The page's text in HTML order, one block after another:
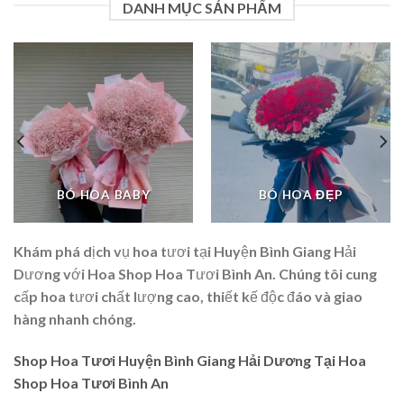
DANH MỤC SẢN PHẨM
BÓ HOA BABY BÓ HOA ĐẸP
Khám phá dịch vụ hoa tươi tại Huyện Bình Giang Hải
Dương với Hoa Shop Hoa Tươi Bình An. Chúng tôi cung
cấp hoa tươi chất lượng cao, thiết kế độc đáo và giao
hàng nhanh chóng.
Shop Hoa Tươi Huyện Bình Giang Hải Dương Tại Hoa
Shop Hoa Tươi Bình An